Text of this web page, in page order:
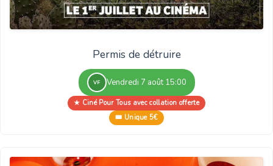
Permis de détruire
VF Vendredi 7 août 15:00
★ Ciné Pour Tous avec collation offerte
🎟 Unique 5€